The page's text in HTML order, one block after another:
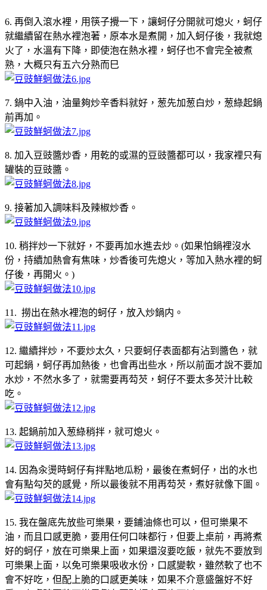
6. 再倒入滾水裡，用筷子攪一下，讓蚵仔分開就可熄火，蚵仔
就繼續留在熱水裡泡著，原本水是煮開，加入蚵仔後，我就熄
火了，水溫有下降，即使泡在熱水裡，蚵仔也不會完全被煮
熟，大概只有五六分熟而巳
7. 鍋中入油，油量夠炒辛香料就好，葱先加葱白炒，葱綠起鍋
前再加。
8. 加入豆豉醬炒香，用乾的或濕的豆豉醬都可以，我家裡只有
罐裝的豆豉醬。
9. 接著加入調味料及辣椒炒香。
10. 稍拌炒一下就好，不要再加水進去炒。(如果怕鍋裡沒水
份，持續加熱會有焦味，炒香後可先熄火，等加入熱水裡的蚵
仔後，再開火。)
11. 撈出在熱水裡泡的蚵仔，放入炒鍋内。
12. 繼續拌炒，不要炒太久，只要蚵仔表面都有沾到醬色，就
可起鍋，蚵仔再加熱後，也會再出些水，所以前面才說不要加
水炒，不然水多了，就需要再芶芡，蚵仔不要太多芡汁比較
吃。
13. 起鍋前加入葱綠稍拌，就可熄火。
14. 因為汆燙時蚵仔有拌點地瓜粉，最後在煮蚵仔，出的水也
會有點勾芡的感覺，所以最後就不用再芶芡，煮好就像下圖。
15. 我在盤底先放些可樂果，要鋪油條也可以，但可樂果不
油，而且口感更脆，要用任何口味都行，但要上桌前，再將煮
好的蚵仔，放在可樂果上面，如果還沒要吃飯，就先不要放到
可樂果上面，以免可樂果吸收水份，口感變軟，雖然軟了也不
會不好吃，但配上脆的口感更美味，如果不介意盛盤好不好